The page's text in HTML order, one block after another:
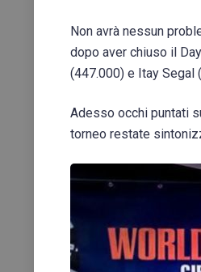
Non avrà nessun
dopo aver chiuso il
(447.000) e Itay Segal
Adesso occhi puntati
torneo restate